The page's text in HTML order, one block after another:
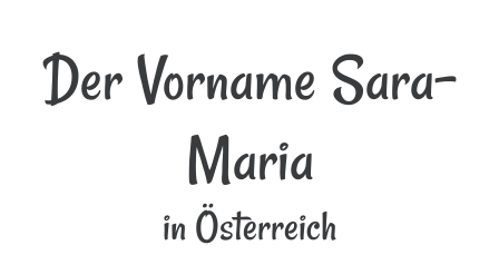
Der Vorname Sara-
Maria
in Österreich